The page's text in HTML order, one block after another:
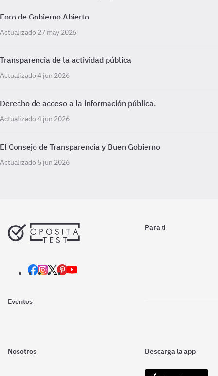
Foro de Gobierno Abierto
Actualizado 27 may 2026
Transparencia de la actividad pública
Actualizado 4 jun 2026
Derecho de acceso a la información pública.
Actualizado 4 jun 2026
El Consejo de Transparencia y Buen Gobierno
Actualizado 5 jun 2026
Para ti
Eventos
Nosotros Descarga la app